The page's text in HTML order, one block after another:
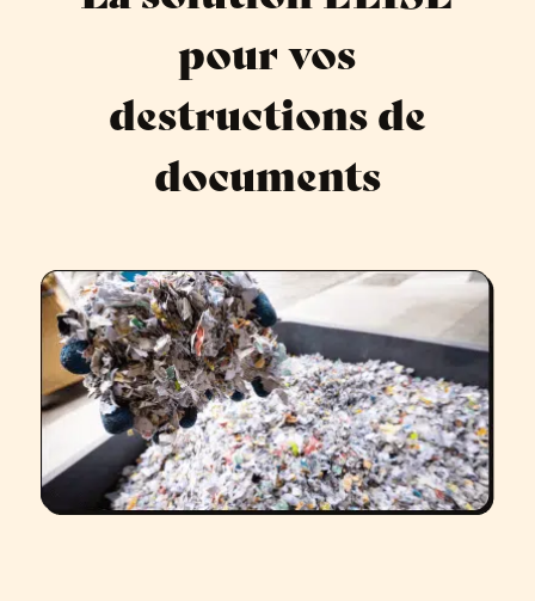
pour vos
destructions de
documents